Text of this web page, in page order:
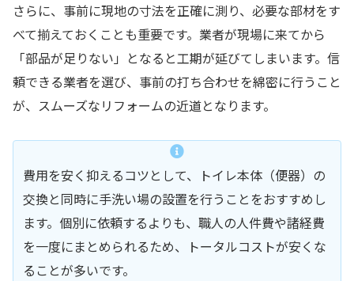
さらに、事前に現地の寸法を正確に測り、必要な部材をす
べて揃えておくことも重要です。業者が現場に来てから
「部品が足りない」となると工期が延びてしまいます。信
頼できる業者を選び、事前の打ち合わせを綿密に行うこと
が、スムーズなリフォームの近道となります。
費用を安く抑えるコツとして、トイレ本体（便器）の
交換と同時に手洗い場の設置を行うことをおすすめし
ます。個別に依頼するよりも、職人の人件費や諸経費
を一度にまとめられるため、トータルコストが安くな
ることが多いです。